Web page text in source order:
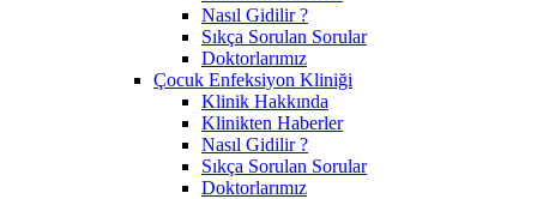
Nasıl Gidilir ?
Sıkça Sorulan Sorular
Doktorlarımız
Çocuk Enfeksiyon Kliniği
Klinik Hakkında
Klinikten Haberler
Nasıl Gidilir ?
Sıkça Sorulan Sorular
Doktorlarımız